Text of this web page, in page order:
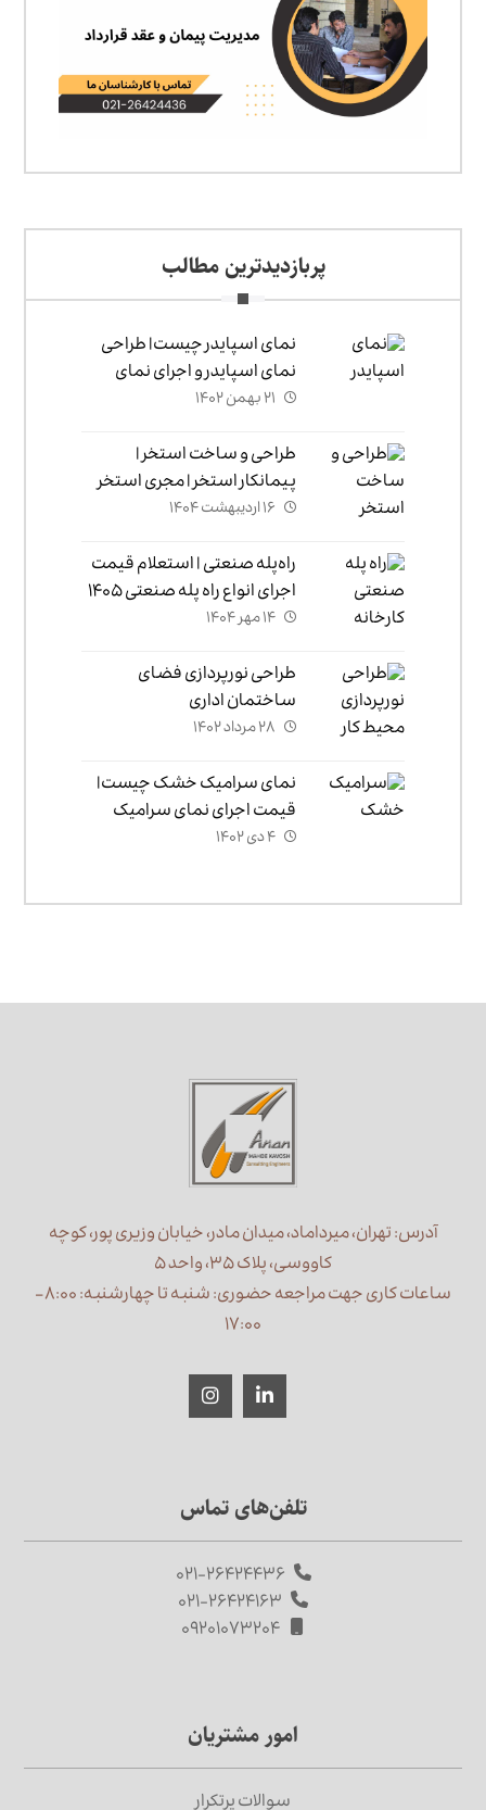
پربازدیدترین مطالب
نمای اسپایدر چیست| طراحی
نمای اسپایدر و اجرای نمای
اسپایدر
۲۱ بهمن ۱۴۰۲
طراحی و ساخت استخر |
پیمانکار استخر | مجری استخر
۱۶ اردیبهشت ۱۴۰۴
راه‌پله صنعتی | استعلام قیمت
اجرای انواع راه پله صنعتی ۱۴۰۵
۱۴ مهر ۱۴۰۴
طراحی نورپردازی فضای
ساختمان اداری
۲۸ مرداد ۱۴۰۲
نمای سرامیک خشک چیست|
قیمت اجرای نمای سرامیک
خشک ۱۴۰۵
۴ دی ۱۴۰۲
آدرس: تهران، میرداماد، میدان مادر، خیابان وزیری پور، کوچه
کاووسی، پلاک ۳۵، واحد ۵
ساعات کاری جهت مراجعه حضوری: شنبه تا چهارشنبه: ۸:۰۰ –
۱۷:۰۰
تلفن‌های تماس
۰۲۱-۲۶۴۲۴۴۳۶
۰۲۱-۲۶۴۲۴۱۶۳
۰۹۲۰۱۰۷۳۲۰۴
امور مشتریان
سوالات پرتکرار